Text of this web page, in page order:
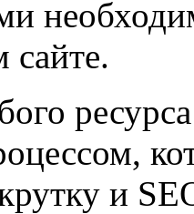
сайте.
и